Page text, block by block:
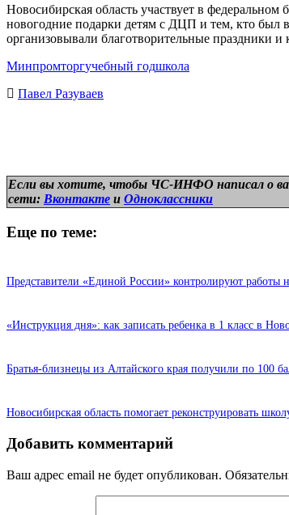
Новосибирская область участвует в
новогодние подарки детям с ДЦП и тем, кто был
организовывали благотворительные праздники и
Минпромторгучебный годшкола
Павел Разуваев
Если вы хотите, чтобы ЧС-ИНФО написал о
сети: Вконтакте и Одноклассники
Еще по теме:
Представители «Единой России» контролируют работы
«Инструкция дня»: как записать ребенка в 1 класс в
Братья-близнецы из Алтайского края получили по 100
Новосибирская область помогает реконструировать
Добавить комментарий
Ваш адрес email не будет опубликован.